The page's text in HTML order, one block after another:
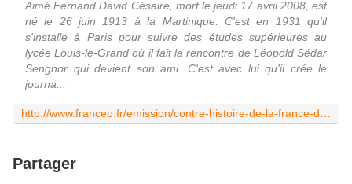
Aimé Fernand David Césaire, mort le jeudi 17 avril 2008, est
né le 26 juin 1913 à la Martinique. C'est en 1931 qu'il
s'installe à Paris pour suivre des études supérieures au
lycée Louis-le-Grand où il fait la rencontre de Léopold Sédar
Senghor qui devient son ami. C'est avec lui qu'il crée le
journa...
Partager